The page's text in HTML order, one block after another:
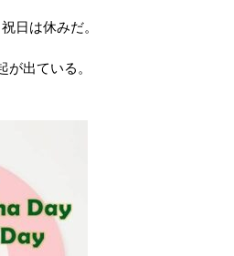
日は休みだ。
出ている。